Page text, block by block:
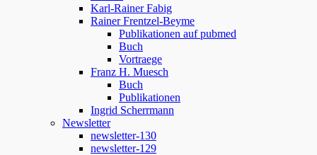
Karl-Rainer Fabig
Rainer Frentzel-Beyme
Publikationen auf pubmed
Buch
Vortraege
Franz H. Muesch
Buch
Publikationen
Ingrid Scherrmann
Newsletter
newsletter-130
newsletter-129